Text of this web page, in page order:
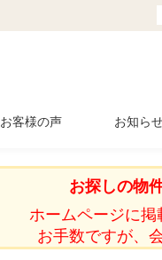
お客様の声 お知ら
お探しの物
ホームページに掲
お手数ですが、